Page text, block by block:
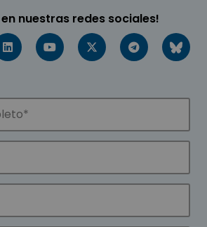
en nuestras redes sociales!